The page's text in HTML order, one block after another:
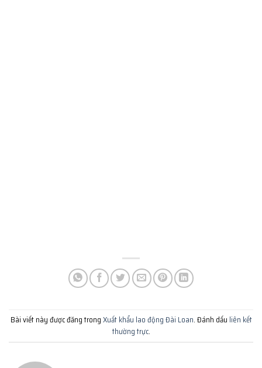
Bài viết này được đăng trongXuất khẩu lao động Đài Loan. Đánh dấu liên kết
thường trực.